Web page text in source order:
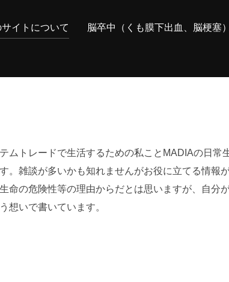
サイトについて 脳卒中（くも膜下出血、脳梗塞）
ムトレードで生活するための私ことMADIAの日
。雑談が多いかも知れませんがお役に立てる情報
命の危険性等の理由からだとは思いますが、自分
想いで書いています。